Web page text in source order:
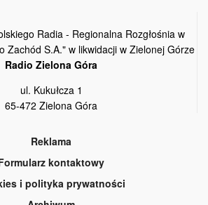
Radia - Regionalna Rozgłośnia w
Zachód S.A." w likwidacji w Zielonej Górze
Radio Zielona Góra
ul. Kukułcza 1
65-472 Zielona Góra
Reklama
kontaktowy
i polityka prywatności